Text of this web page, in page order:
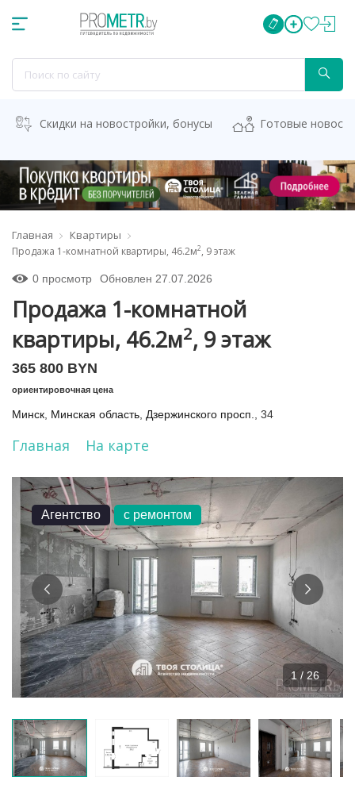
Скидки на новостройки, бонусы Готовые
Главная Квартиры
Продажа 1-комнатной квартиры, 46.2м2, 9 этаж
0 просмотр Обновлен 27.07.2026
Продажа 1-комнатной
квартиры, 46.2м2, 9 этаж
365 800 BYN
ориентировочная цена
Минск Минская область Дзержинского просп. , 34
Главная На карте
1 / 26
Агентство с ремонтом